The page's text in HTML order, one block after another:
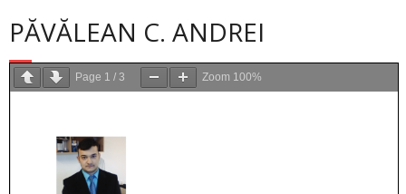
PĂVĂLEAN C. ANDREI
Page 1 / 3 Zoom 100%